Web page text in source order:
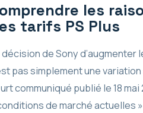
les
tarifs PS Plus
décision de Sony d’augmenter
pas simplement une
communiqué publié le 18
de marché actuelles